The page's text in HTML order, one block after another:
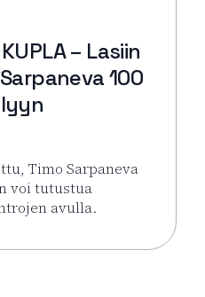
– Lasiin
100
Timo Sarpaneva
voi tutustua
avulla.
Näyttelyintrot KUPLA –